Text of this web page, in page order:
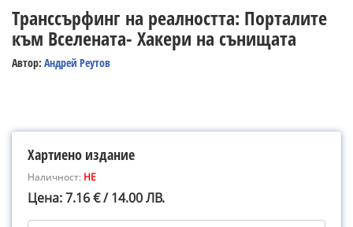
Транссърфинг на реалността: Порталите
към Вселената- Хакери на сънищата
Автор: Андрей Реутов
Хартиено издание
Наличност: НЕ
Цена: 7.16 € / 14.00 ЛВ.